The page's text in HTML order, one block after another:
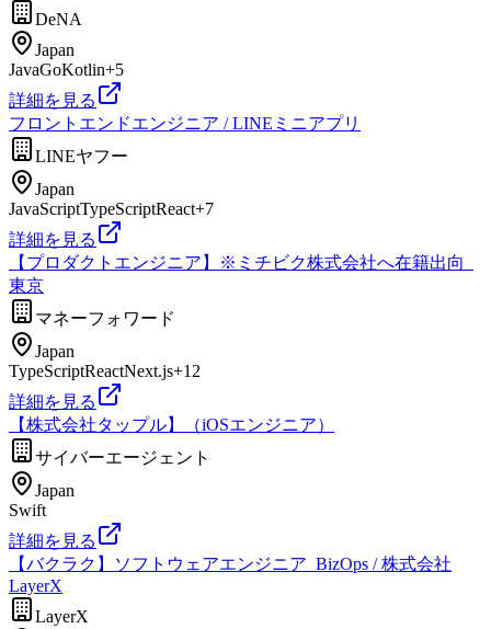
DeNA
Japan
JavaGoKotlin+5
詳細を見る
フロントエンドエンジニア / LINEミニアプリ
LINEヤフー
Japan
JavaScriptTypeScriptReact+7
詳細を見る
【プロダクトエンジニア】※ミチビク株式会社へ在籍出向_
東京
マネーフォワード
Japan
TypeScriptReactNext.js+12
詳細を見る
【株式会社タップル】（iOSエンジニア）
サイバーエージェント
Japan
Swift
詳細を見る
【バクラク】ソフトウェアエンジニア_BizOps / 株式会社
LayerX
LayerX